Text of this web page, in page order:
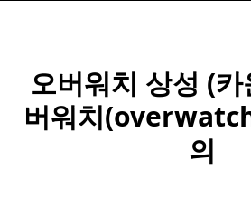
오버워치 상성 (카
버워치
의